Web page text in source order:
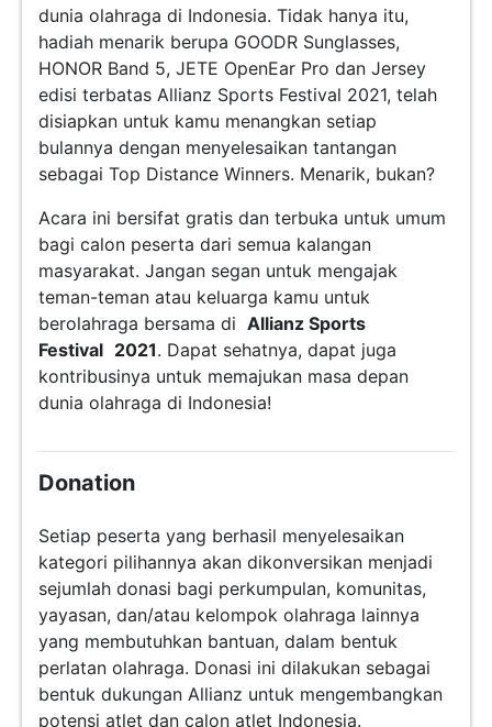
dunia olahraga di Indonesia. Tidak hanya itu,
hadiah menarik berupa GOODR Sunglasses,
HONOR Band 5, JETE OpenEar Pro dan Jersey
edisi terbatas Allianz Sports Festival 2021, telah
disiapkan untuk kamu menangkan setiap
bulannya dengan menyelesaikan tantangan
sebagai Top Distance Winners. Menarik, bukan?
Acara ini bersifat gratis dan terbuka untuk umum
bagi calon peserta dari semua kalangan
masyarakat. Jangan segan untuk mengajak
teman-teman atau keluarga kamu untuk
berolahraga bersama di Allianz Sports
Festival 2021. Dapat sehatnya, dapat juga
kontribusinya untuk memajukan masa depan
dunia olahraga di Indonesia!
Donation
Setiap peserta yang berhasil menyelesaikan
kategori pilihannya akan dikonversikan menjadi
sejumlah donasi bagi perkumpulan, komunitas,
yayasan, dan/atau kelompok olahraga lainnya
yang membutuhkan bantuan, dalam bentuk
perlatan olahraga. Donasi ini dilakukan sebagai
bentuk dukungan Allianz untuk mengembangkan
potensi atlet dan calon atlet Indonesia.